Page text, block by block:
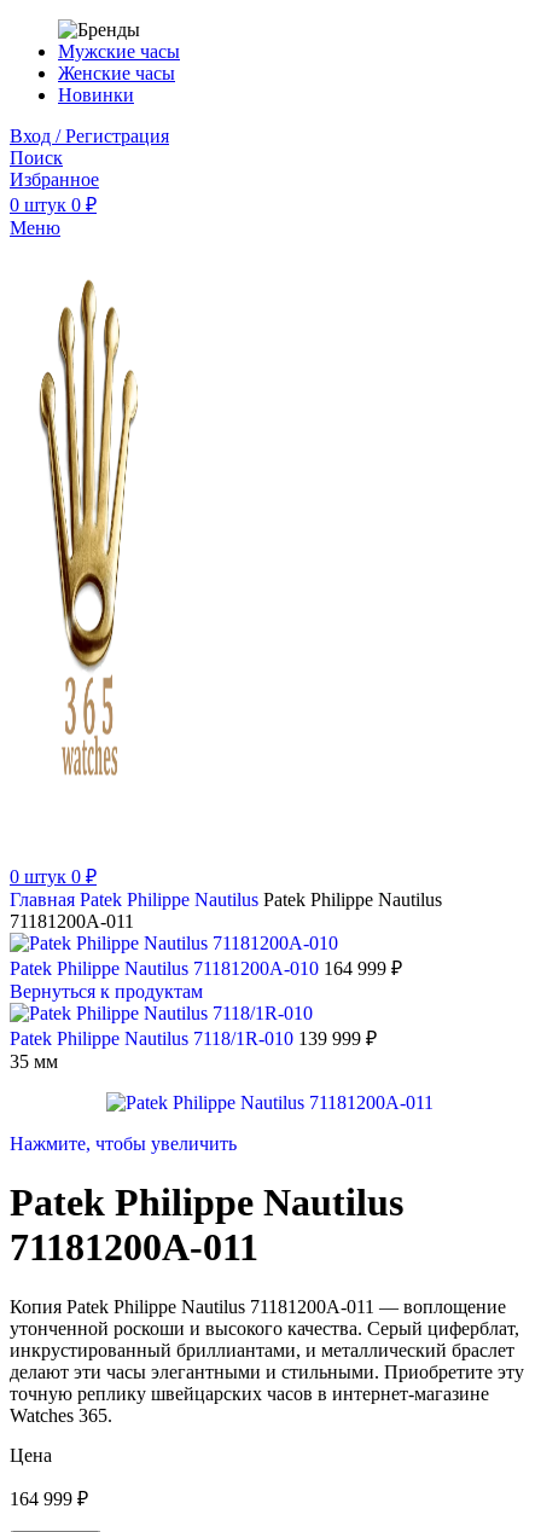
Мужские часы
Женские часы
Новинки
Вход / Регистрация
Поиск
Избранное
0 штук 0 ₽
Меню
0 штук 0 ₽
Главная Patek Philippe Nautilus Patek Philippe Nautilus
71181200A-011
Patek Philippe Nautilus 71181200A-010 164 999 ₽
Вернуться к продуктам
Patek Philippe Nautilus 7118/1R-010 139 999 ₽
35 мм
Нажмите, чтобы увеличить
Patek Philippe Nautilus
71181200A-011
Копия Patek Philippe Nautilus 71181200A-011 — воплощение
утонченной роскоши и высокого качества. Серый циферблат,
инкрустированный бриллиантами, и металлический браслет
делают эти часы элегантными и стильными. Приобретите эту
точную реплику швейцарских часов в интернет-магазине
Watches 365.
Цена
164 999 ₽